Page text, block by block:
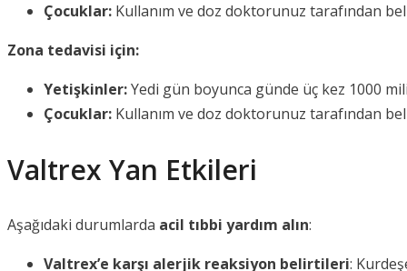
Çocuklar: Kullanım ve doz doktorunuz tarafından
Zona tedavisi için:
Yetişkinler:Yedi gün boyunca günde üç kez 1000
Çocuklar: Kullanım ve doz doktorunuz tarafından
Valtrex Yan Etkileri
Aşağıdaki durumlarda acil tıbbi yardım alın:
Valtrex’e karşı alerjik reaksiyon belirtileri: